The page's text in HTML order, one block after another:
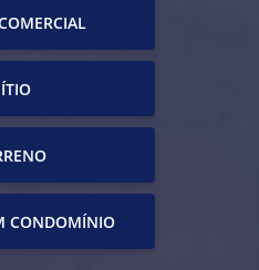
CONDOMÍNIO